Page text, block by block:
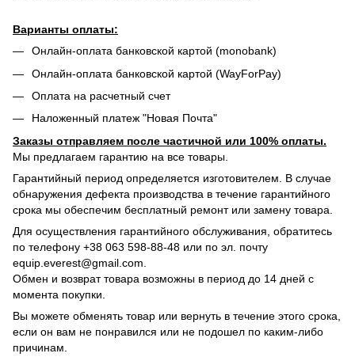
Варианты оплаты:
Онлайн-оплата банковской картой (monobank)
Онлайн-оплата банковской картой (WayForPay)
Оплата на расчетный счет
Наложенный платеж "Новая Почта"
Заказы отправляем после частичной или 100% оплаты.
Мы предлагаем гарантию на все товары.
Гарантийный период определяется изготовителем. В случае
обнаружения дефекта производства в течение гарантийного
срока мы обеспечим бесплатный ремонт или замену товара.
Для осуществления гарантийного обслуживания, обратитесь
по телефону +38 063 598-88-48 или по эл. почту
equip.everest@gmail.com.
Обмен и возврат товара возможны в период до 14 дней с
момента покупки.
Вы можете обменять товар или вернуть в течение этого срока,
если он вам не понравился или не подошел по каким-либо
причинам.